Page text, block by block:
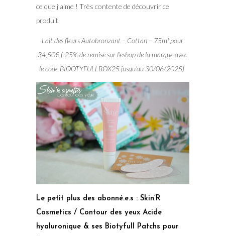
ce que j’aime ! Très contente de découvrir ce
produit.
Lait des fleurs Autobronzant – Cottan – 75ml pour
34,50€ (-25% de remise sur l’eshop de la marque avec
le code BIOOTYFULLBOX25 jusqu’au 30/06/2025)
Le petit plus des abonné.e.s : Skin’R
Cosmetics / Contour des yeux Acide
hyaluronique & ses Biotyfull Patchs pour